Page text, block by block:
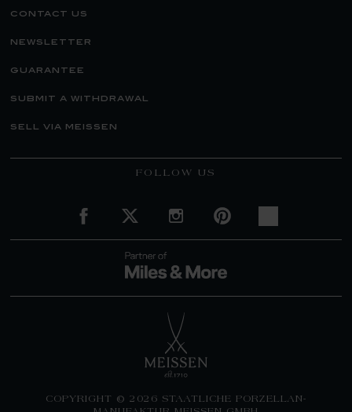
contact us
newsletter
guarantee
submit a withdrawal
sell via meissen
FOLLOW US
COPYRIGHT © 2026 STAATLICHE PORZELLAN-